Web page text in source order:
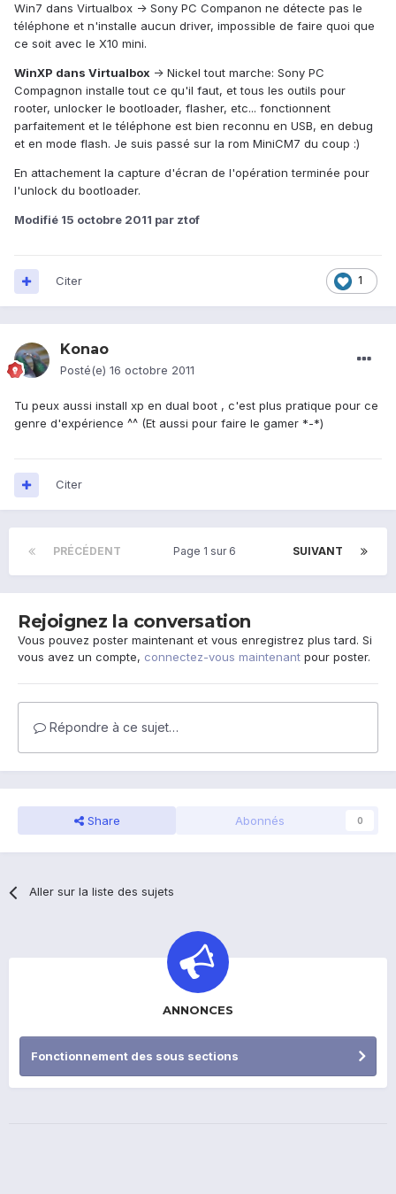
Win7 dans Virtualbox -> Sony PC Companon ne détecte pas le
téléphone et n'installe aucun driver, impossible de faire quoi que
ce soit avec le X10 mini.
WinXP dans Virtualbox -> Nickel tout marche: Sony PC
Compagnon installe tout ce qu'il faut, et tous les outils pour
rooter, unlocker le bootloader, flasher, etc... fonctionnent
parfaitement et le téléphone est bien reconnu en USB, en debug
et en mode flash. Je suis passé sur la rom MiniCM7 du coup :)
En attachement la capture d'écran de l'opération terminée pour
l'unlock du bootloader.
Modifié 15 octobre 2011 par ztof
1
Citer
Konao
Posté(e) 16 octobre 2011
Tu peux aussi install xp en dual boot , c'est plus pratique pour ce
genre d'expérience ^^ (Et aussi pour faire le gamer *-*)
Citer
PRÉCÉDENT SUIVANT
Page 1 sur 6
Rejoignez la conversation
Vous pouvez poster maintenant et vous enregistrez plus tard. Si
vous avez un compte, connectez-vous maintenant pour poster.
Répondre à ce sujet…
Share Abonnés 0
Aller sur la liste des sujets
ANNONCES
Fonctionnement des sous sections